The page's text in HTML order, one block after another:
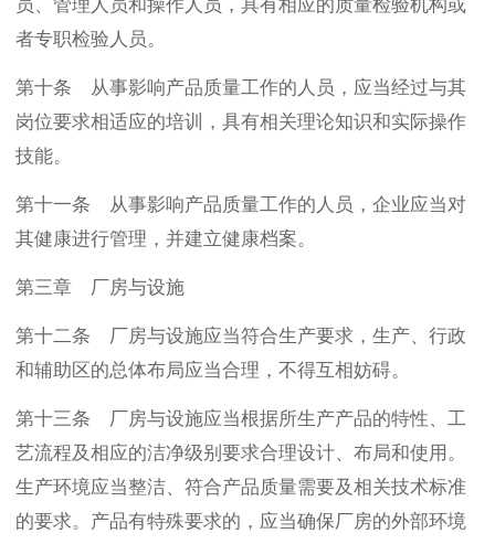
员、管理人员和操作人员，具有相应的质量检验机构或
者专职检验人员。
第十条 从事影响产品质量工作的人员，应当经过与其
岗位要求相适应的培训，具有相关理论知识和实际操作
技能。
第十一条 从事影响产品质量工作的人员，企业应当对
其健康进行管理，并建立健康档案。
第三章 厂房与设施
第十二条 厂房与设施应当符合生产要求，生产、行政
和辅助区的总体布局应当合理，不得互相妨碍。
第十三条 厂房与设施应当根据所生产产品的特性、工
艺流程及相应的洁净级别要求合理设计、布局和使用。
生产环境应当整洁、符合产品质量需要及相关技术标准
的要求。产品有特殊要求的，应当确保厂房的外部环境